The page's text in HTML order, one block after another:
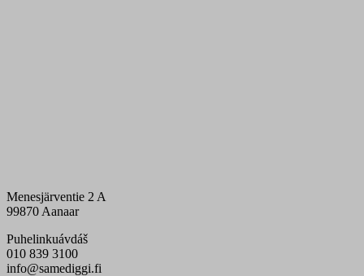
Menesjärventie 2 A
99870 Aanaar
Puhelinkuávdáš
010 839 3100
info@samediggi.fi